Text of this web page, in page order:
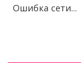
Ошибка сети...